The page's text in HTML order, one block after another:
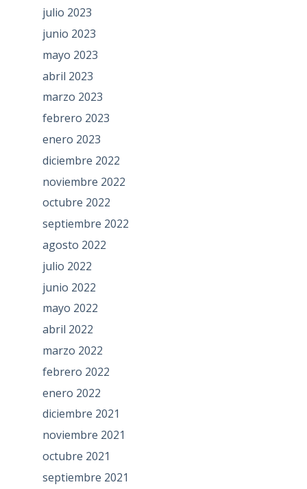
julio 2023
junio 2023
mayo 2023
abril 2023
marzo 2023
febrero 2023
enero 2023
diciembre 2022
noviembre 2022
octubre 2022
septiembre 2022
agosto 2022
julio 2022
junio 2022
mayo 2022
abril 2022
marzo 2022
febrero 2022
enero 2022
diciembre 2021
noviembre 2021
octubre 2021
septiembre 2021